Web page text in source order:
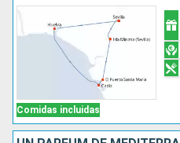
Comidas incluidas